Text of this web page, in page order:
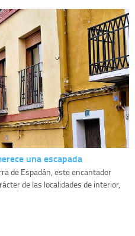
una escapada
de Espadán, este encantador
de las localidades de interior,